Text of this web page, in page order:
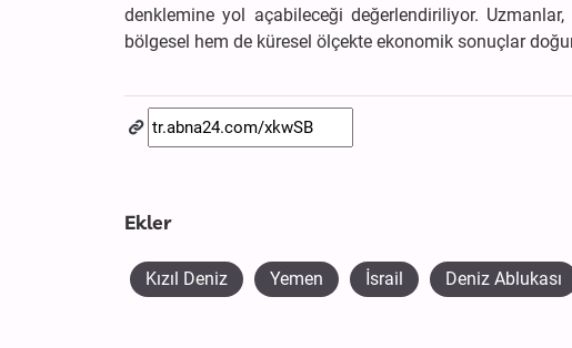
denklemine yol açabileceği değerlendiriliyor.
bölgesel hem de küresel ölçekte ekonomik sonuçlar
Ekler
Kızıl Deniz Yemen İsrail Deniz Ablukası